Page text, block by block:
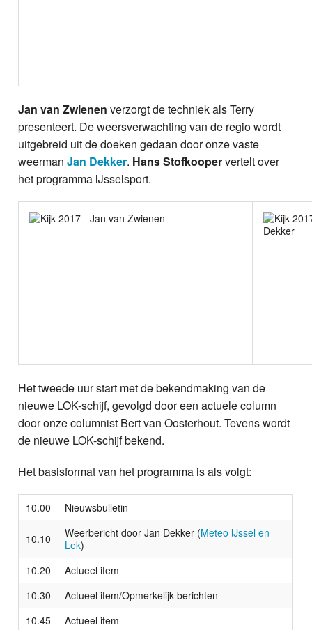
Jan van Zwienen verzorgt de techniek als Terry
presenteert. De weersverwachting van de regio wordt
uitgebreid uit de doeken gedaan door onze vaste
weermanJan Dekker. Hans Stofkoopervertelt over
het programma IJsselsport.
Het tweede uur start met de bekendmaking van de
nieuwe LOK-schijf, gevolgd door een actuele column
door onze columnist Bert van Oosterhout. Tevens wordt
de nieuwe LOK-schijf bekend.
Het basisformat van het programma is als volgt:
10.00 Nieuwsbulletin
10.10 Weerbericht door Jan Dekker (Meteo IJssel en
Lek)
10.20
Actueel item
10.30
Actueel item/Opmerkelijk berichten
10.45
Actueel item